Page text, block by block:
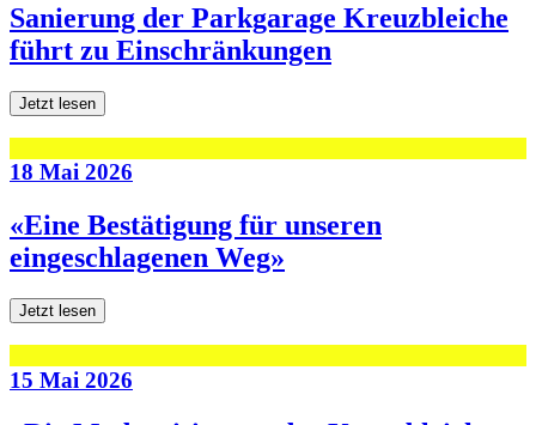
Sanierung der Parkgarage Kreuzbleiche
führt zu Einschränkungen
Jetzt lesen
18 Mai 2026
«Eine Bestätigung für unseren
eingeschlagenen Weg»
Jetzt lesen
15 Mai 2026